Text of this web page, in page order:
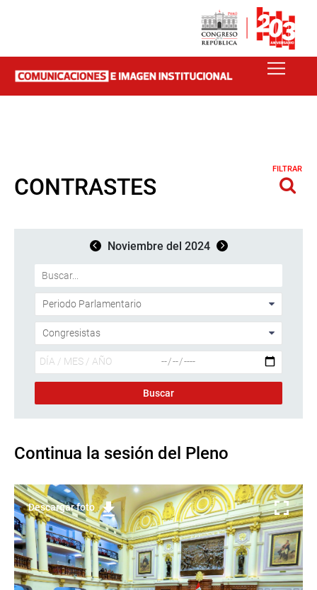
CONTRASTES
FILTRAR
Noviembre del 2024
Continua la sesión del Pleno
Descargar foto